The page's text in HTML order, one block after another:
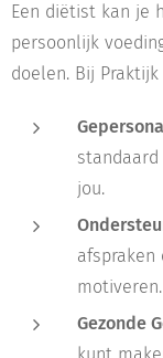
Een diëtist kan je
persoonlijk
doelen. Bij
jou.
motiveren.
Gezonde